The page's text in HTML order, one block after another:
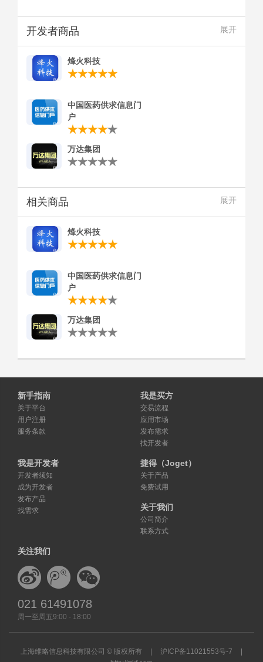
开发者商品 展开
烽火科技
中国医药供求信息门
户
万达集团
相关商品 展开
烽火科技
中国医药供求信息门
户
万达集团
新手指南
关于平台
用户注册
服务条款
我是买方
交易流程
应用市场
发布需求
找开发者
我是开发者
开发者须知
成为开发者
发布产品
找需求
捷得（Joget）
关于产品
免费试用
关于我们
公司简介
联系方式
关注我们
021 61491078
周一至周五9:00 - 18:00
上海维略信息科技有限公司 © 版权所有 沪ICP备11021553号-7